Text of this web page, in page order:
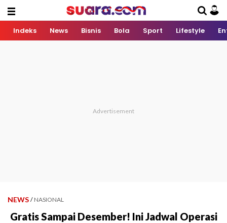
Indeks News Bisnis Bola Sport Lifestyle
NEWS / NASIONAL
Gratis Sampai Desember! Ini Jadwal Operasi